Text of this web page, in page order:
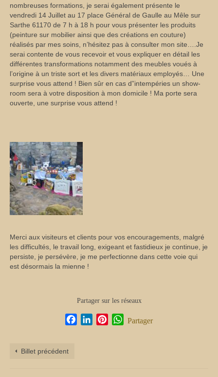
nombreuses formations, je serai également présente le
vendredi 14 Juillet au 17 place Général de Gaulle au Mêle sur
Sarthe 61170 de 7 h à 18 h pour vous présenter les produits
(peinture sur mobilier ainsi que des créations en couture)
réalisés par mes soins, n’hésitez pas à consulter mon site….Je
serai contente de vous recevoir et vous expliquer en détail les
différentes transformations notamment des meubles voués à
l’origine à un triste sort et les divers matériaux employés… Une
surprise vous attend ! Bien sûr en cas d”intempéries un show-
room sera à votre disposition à mon domicile ! Ma porte sera
ouverte, une surprise vous attend !
Merci aux visiteurs et clients pour vos encouragements, malgré
les difficultés, le travail long, exigeant et fastidieux je continue, je
persiste, je persévère, je me perfectionne dans cette voie qui
est désormais la mienne !
Partager sur les réseaux
FacebookLinkedInPinterestWhatsApp
Partager
Billet précédent